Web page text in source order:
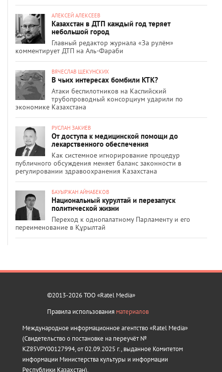
АЛЕКСЕЙ АЛЕКСЕЕВ
Казахстан в ДТП каждый год теряет
небольшой город
Главный редактор журнала «За рулём»
комментирует ДТП на Аль-Фараби
ВЯЧЕСЛАВ ЩЕКУНСКИХ
В чьих интересах бомбили КТК?
Атаки беспилотников на Каспийский
трубопроводный консорциум ударили по
экономике Казахстана
РУСЛАН ЗАКИЕВ
От доступа к медицинской помощи до
лекарственного обеспечения
Как системное игнорирование процедур
публичного обсуждения меняет баланс законности в
регулировании здравоохранения Казахстана
БАУЫРЖАН АЙНАБЕКОВ
Национальный курултай и перезапуск
политической жизни
Переход к однопалатному Парламенту и его
переименование в Құрылтай
©2013-2026 ТОО «Ratel Media»
Правила использования материалов
Международное информационное агентство «Ratel Media»
(Свидетельство о постановке на переучёт №
KZ85VPY00127994, от 02.09.2025 г., выданное Комитетом
информации Министерства культуры и информации
Республики Казахстан).